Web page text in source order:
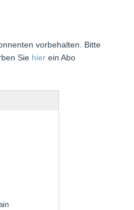
vorbehalten. Bitte
Sie hier ein Abo